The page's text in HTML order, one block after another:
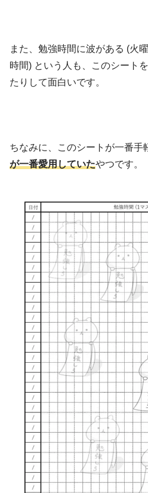
また、勉強時間に波がある (火
時間) という人も、このシート
たりして面白いです。
ちなみに、このシートが一番手
が一番愛用していたやつです。